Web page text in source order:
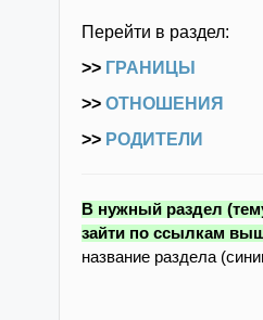
Перейти в раздел:
>> ГРАНИЦЫ
>> ОТНОШЕНИЯ
>> РОДИТЕЛИ
В нужный раздел
зайти по ссылкам
название раздела